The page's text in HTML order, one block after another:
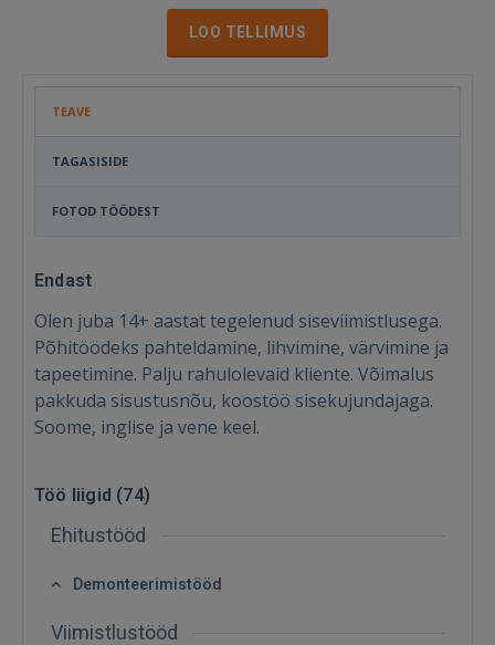
LOO TELLIMUS
TEAVE
TAGASISIDE
FOTOD TÖÖDEST
Endast
Olen juba 14+ aastat tegelenud siseviimistlusega.
Põhitöödeks pahteldamine, lihvimine, värvimine ja
tapeetimine. Palju rahulolevaid kliente. Võimalus
pakkuda sisustusnõu, koostöö sisekujundajaga.
Soome, inglise ja vene keel.
Töö liigid (74)
Ehitustööd
Demonteerimistööd
Viimistlustööd